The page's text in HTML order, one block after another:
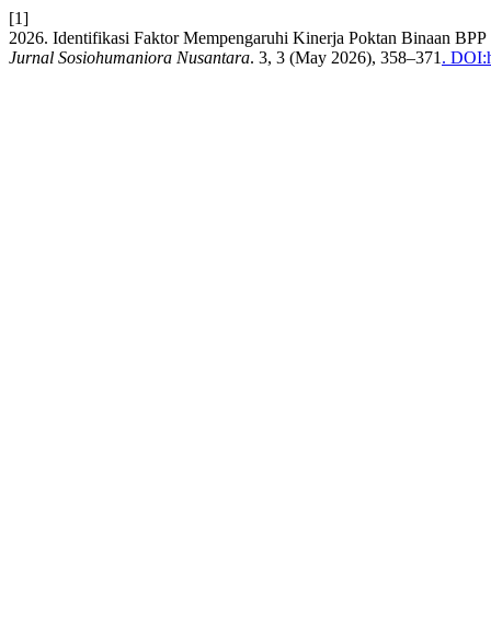
[1]
2026. Identifikasi Faktor Mempengaruhi Kinerja Poktan Binaan
Jurnal Sosiohumaniora Nusantara. 3, 3 (May 2026), 358–371 .